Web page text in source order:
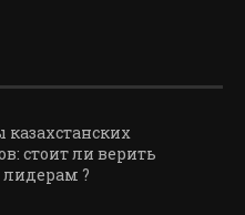
стоит ли верить
?